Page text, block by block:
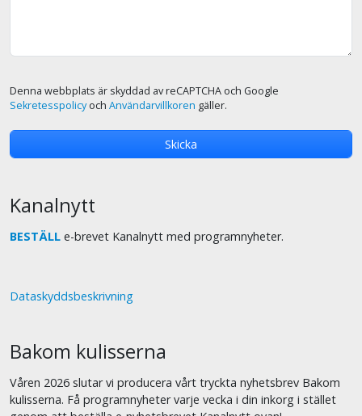
Denna webbplats är skyddad av reCAPTCHA och Google
Sekretesspolicyoch Användarvillkoren gäller.
Kanalnytt
BESTÄLL e-brevet Kanalnytt med programnyheter.
Dataskyddsbeskrivning
Bakom kulisserna
Våren 2026 slutar vi producera vårt tryckta nyhetsbrev Bakom
kulisserna. Få programnyheter varje vecka i din inkorg i stället